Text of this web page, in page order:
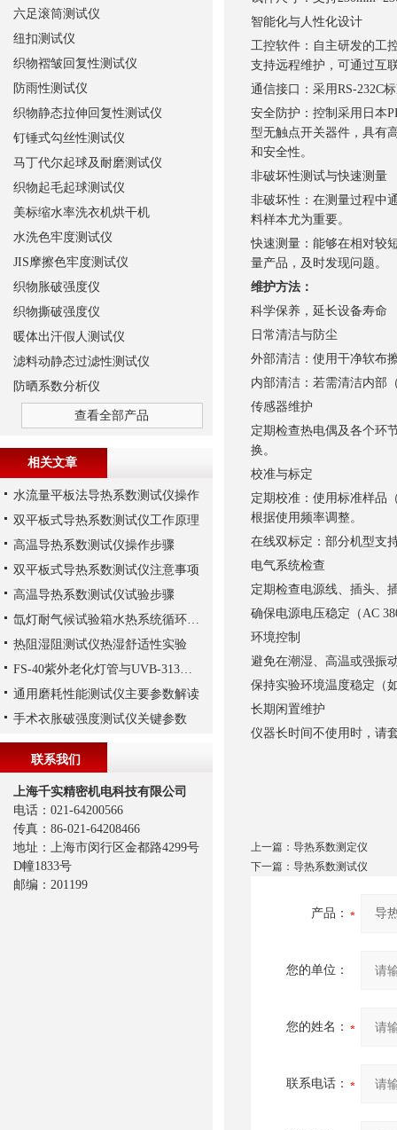
智能化与人性化设计
工控软件：自主研发的工
支持远程维护，可通过互
通信接口：采用RS-232C
安全防护：控制采用日本
型无触点开关器件，具有
和安全性。
非破坏性测试与快速测量
非破坏性：在测量过程中
料样本尤为重要。
快速测量：能够在相对较
量产品，及时发现问题。
维护方法：
科学保养，延长设备寿命
日常清洁与防尘
外部清洁：使用干净软布
内部清洁：若需清洁内部
传感器维护
定期检查热电偶及各个环
换。
校准与标定
定期校准：使用标准样品
根据使用频率调整。
在线双标定：部分机型支
电气系统检查
定期检查电源线、插头、
确保电源电压稳定（AC
环境控制
避免在潮湿、高温或强振
保持实验环境温度稳定（
长期闲置维护
仪器长时间不使用时，请
上一篇： 导热系数测定仪
下一篇： 导热系数测试仪
产品：
您的单位：
您的姓名：
联系电话：
六足滚筒测试仪
纽扣测试仪
织物褶皱回复性测试仪
防雨性测试仪
织物静态拉伸回复性测试仪
钉锤式勾丝性测试仪
马丁代尔起球及耐磨测试仪
织物起毛起球测试仪
美标缩水率洗衣机烘干机
水洗色牢度测试仪
JIS摩擦色牢度测试仪
织物胀破强度仪
织物撕破强度仪
暖体出汗假人测试仪
滤料动静态过滤性测试仪
防晒系数分析仪
查看全部产品
相关文章
水流量平板法导热系数测试仪操作
双平板式导热系数测试仪工作原理
高温导热系数测试仪操作步骤
双平板式导热系数测试仪注意事项
高温导热系数测试仪试验步骤
氙灯耐气候试验箱水热系统循环解析
热阻湿阻测试仪热湿舒适性实验
FS-40紫外老化灯管与UVB-313紫外老化灯管的差异
通用磨耗性能测试仪主要参数解读
手术衣胀破强度测试仪关键参数
联系我们
上海千实精密机电科技有限公司
电话：021-64200566
传真：86-021-64208466
地址：上海市闵行区金都路4299号
D幢1833号
邮编：201199